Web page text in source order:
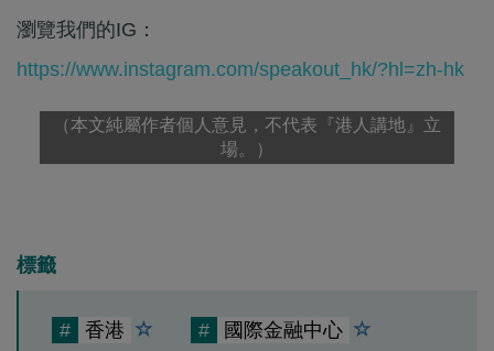
瀏覽我們的IG：
https://www.instagram.com/speakout_hk/?hl=zh-hk
（本文純屬作者個人意見，不代表『港人講地』立
場。）
標籤
# 香港 # 國際金融中心